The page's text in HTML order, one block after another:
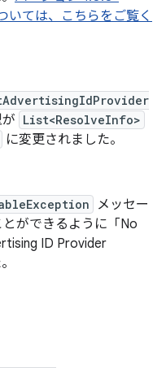
いては、こちらをご覧く
List<ResolveInfo>
に変更されました。
メッセー
ができるように「No
ID Provider